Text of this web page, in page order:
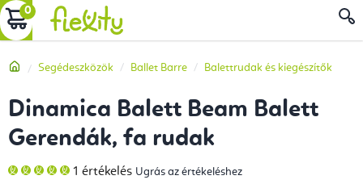
Ugrás
a
tartalomhoz
KOSÁR
Kezdőlap
Segédeszközök Ballet Barre Balettrudak és kiegészítők
Dinamica Balett Beam Balett
Gerendák, fa rudak
A
termék
1 értékelés Ugrás az értékeléshez